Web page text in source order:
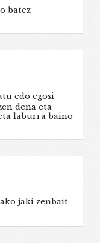
batez
edo egosi
dena eta
laburra baino
jaki zenbait